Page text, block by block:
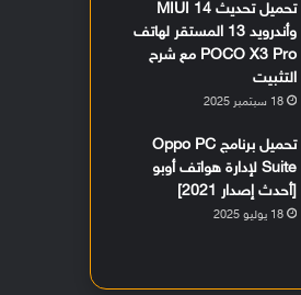
تحميل تحديث MIUI 14
وأندرويد 13 المستقر لهاتف
POCO X3 Pro مع شرح
التثبيت
18 سبتمبر 2025
تحميل برنامج Oppo PC
Suite لإدارة هواتف أوبو
[أحدث إصدار 2021]
18 يوليو 2025